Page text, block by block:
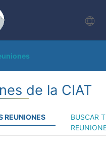
de la CIAT
REUNIONES
BUSCAR